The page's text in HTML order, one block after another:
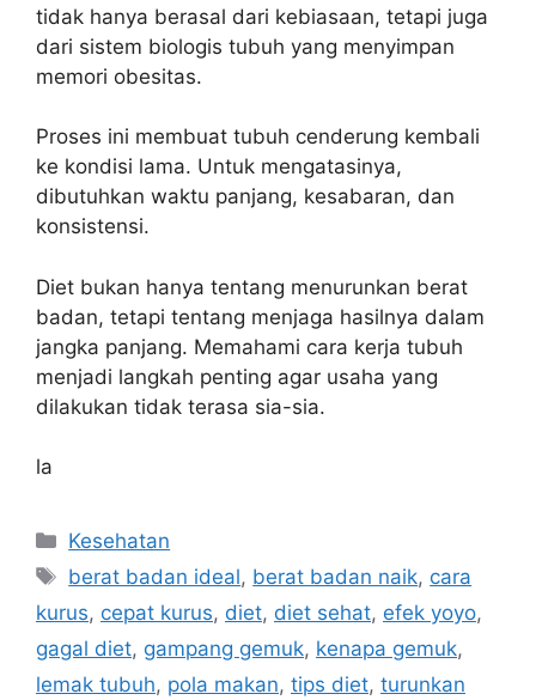
tidak hanya berasal dari kebiasaan, tetapi juga
dari sistem biologis tubuh yang menyimpan
memori obesitas.
Proses ini membuat tubuh cenderung kembali
ke kondisi lama. Untuk mengatasinya,
dibutuhkan waktu panjang, kesabaran, dan
konsistensi.
Diet bukan hanya tentang menurunkan berat
badan, tetapi tentang menjaga hasilnya dalam
jangka panjang. Memahami cara kerja tubuh
menjadi langkah penting agar usaha yang
dilakukan tidak terasa sia-sia.
la
C
a
e
g
o
Kesehatan
T
a
s
berat badan ideal, berat badan naik, cara
kurus, cepat kurus, diet, diet sehat, efek yoyo,
gagal diet, gampang gemuk, kenapa gemuk,
lemak tubuh, pola makan, tips diet, turunkan